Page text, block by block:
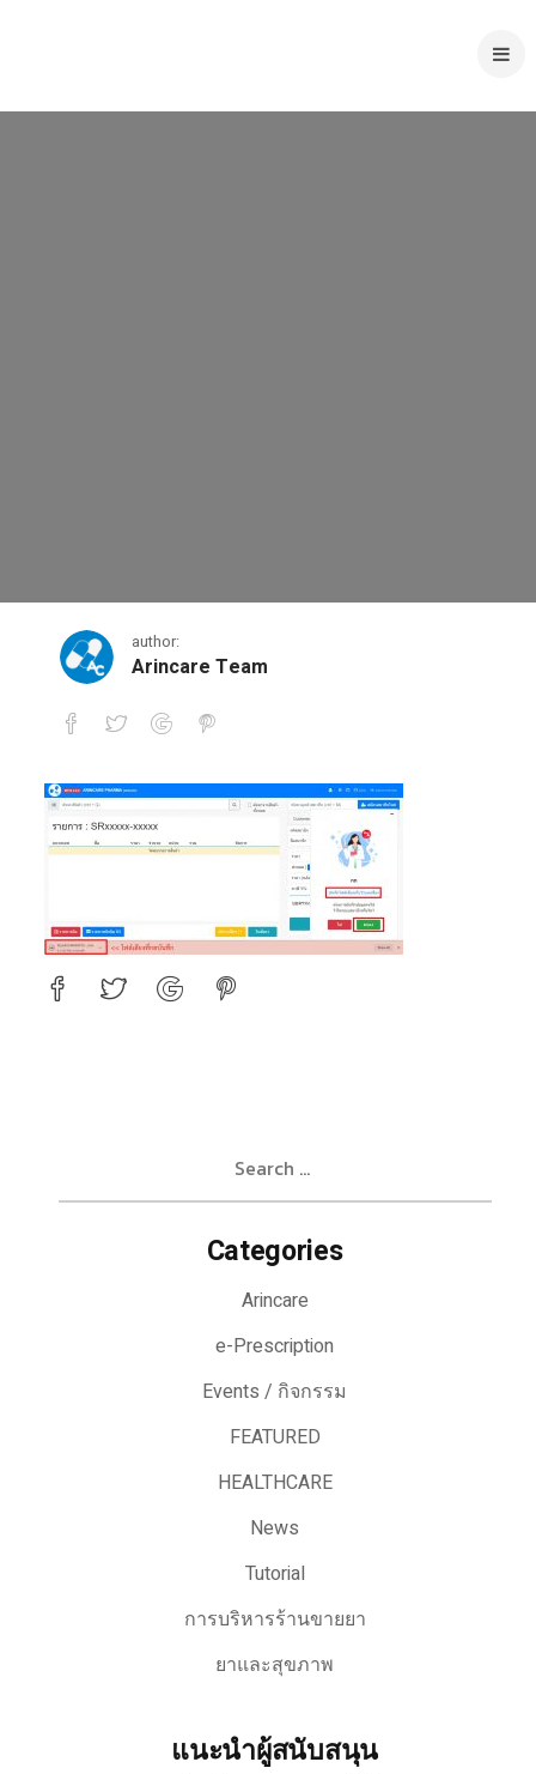
8.3 author:
Arincare Team
8.3
Categories
Arincare
e-Prescription
Events / กิจกรรม
FEATURED
HEALTHCARE
News
Tutorial
การบริหารร้านขายยา
ยาและสุขภาพ
แนะนำผู้สนับสนุน